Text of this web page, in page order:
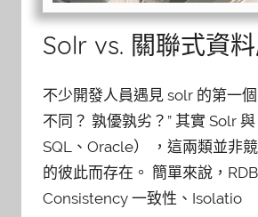
Solr vs. 關聯式資
不少開發人員遇見 solr 的第一
不同？ 孰優孰劣？” 其實 Solr
SQL、Oracle） ，這兩類並非
的彼此而存在。 簡單來說，
Consistency 一致性、Isolatio